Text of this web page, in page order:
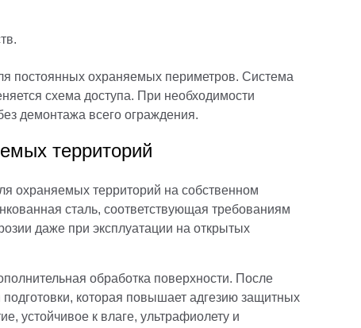
постоянных охраняемых периметров. Система
схема доступа. При необходимости
демонтажа всего ограждения.
территорий
охраняемых территорий на собственном
сталь, соответствующая требованиям
даже при эксплуатации на открытых
обработка поверхности. После
которая повышает адгезию защитных
устойчивое к влаге, ультрафиолету и